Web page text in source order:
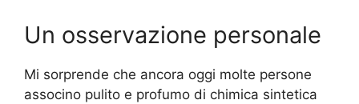
Un osservazione personale
Mi sorprende che ancora oggi molte persone
associno pulito e profumo di chimica sintetica